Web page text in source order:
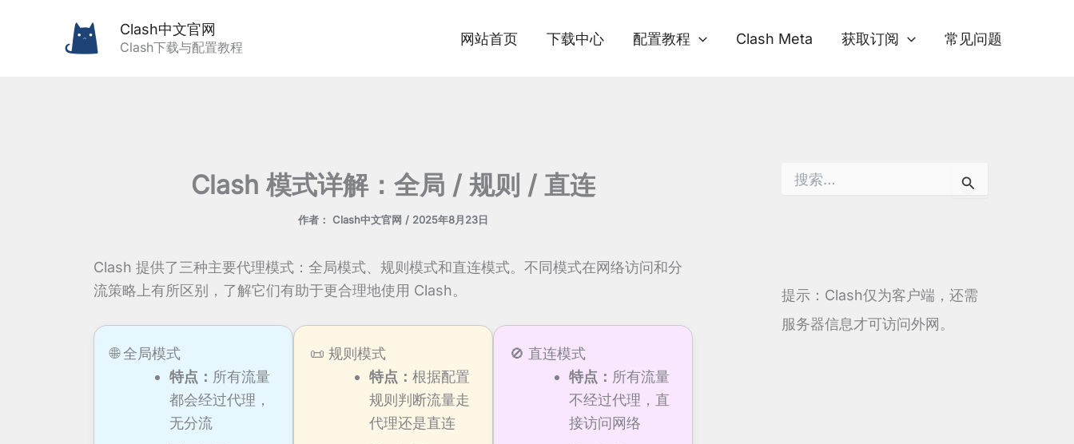
Clash中文官网
Clash下载与配置教程 网站首页 下载中心 配置教程 Clash Meta 获取订阅 常见问题
Clash 模式详解：全局 / 规则 / 直连
作者： Clash中文官网 / 2025年8月23日
Clash 提供了三种主要代理模式：全局模式、规则模式和直连模式。不同模式在网络访问和分
流策略上有所区别，了解它们有助于更合理地使用 Clash。
🌐 全局模式
特点： 所有流量
都会经过代理，
无分流
📜 规则模式
特点： 根据配置
规则判断流量走
代理还是直连
🚫 直连模式
特点： 所有流量
不经过代理，直
接访问网络
提示：Clash仅为客户端，还需
服务器信息才可访问外网。